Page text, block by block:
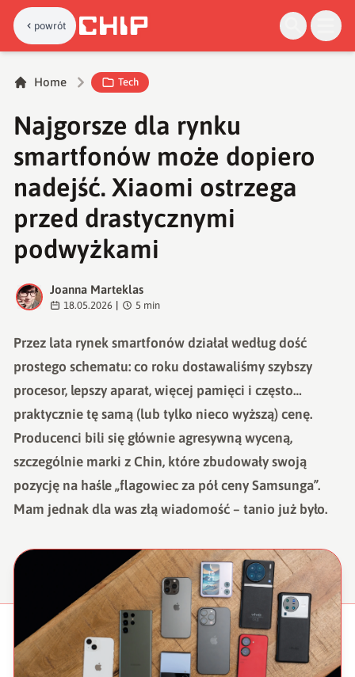
powrót
Home Tech
Najgorsze dla rynku
smartfonów może dopiero
nadejść. Xiaomi ostrzega
przed drastycznymi
podwyżkami
J
Joanna Marteklas
18.05.2026 5 min
Przez lata rynek smartfonów działał według dość
prostego schematu: co roku dostawaliśmy szybszy
procesor, lepszy aparat, więcej pamięci i często…
praktycznie tę samą (lub tylko nieco wyższą) cenę.
Producenci bili się głównie agresywną wyceną,
szczególnie marki z Chin, które zbudowały swoją
pozycję na haśle „flagowiec za pół ceny Samsunga”.
Mam jednak dla was złą wiadomość – tanio już było.